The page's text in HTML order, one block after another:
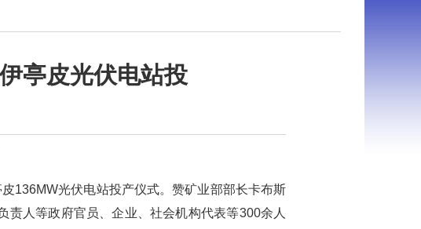
亭皮光伏电站投
136MW光伏电站投产仪式。赞矿业部部长卡布斯
责人等政府官员、企业、社会机构代表等300余人